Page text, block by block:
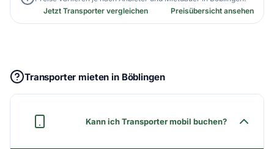
Jetzt Transporter vergleichen
Preisübersicht ansehen
Transporter mieten in Böblingen
Kann ich Transporter mobil buchen?